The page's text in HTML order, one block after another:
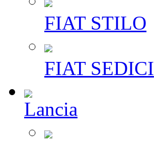
FIAT STILO
FIAT SEDICI
Lancia